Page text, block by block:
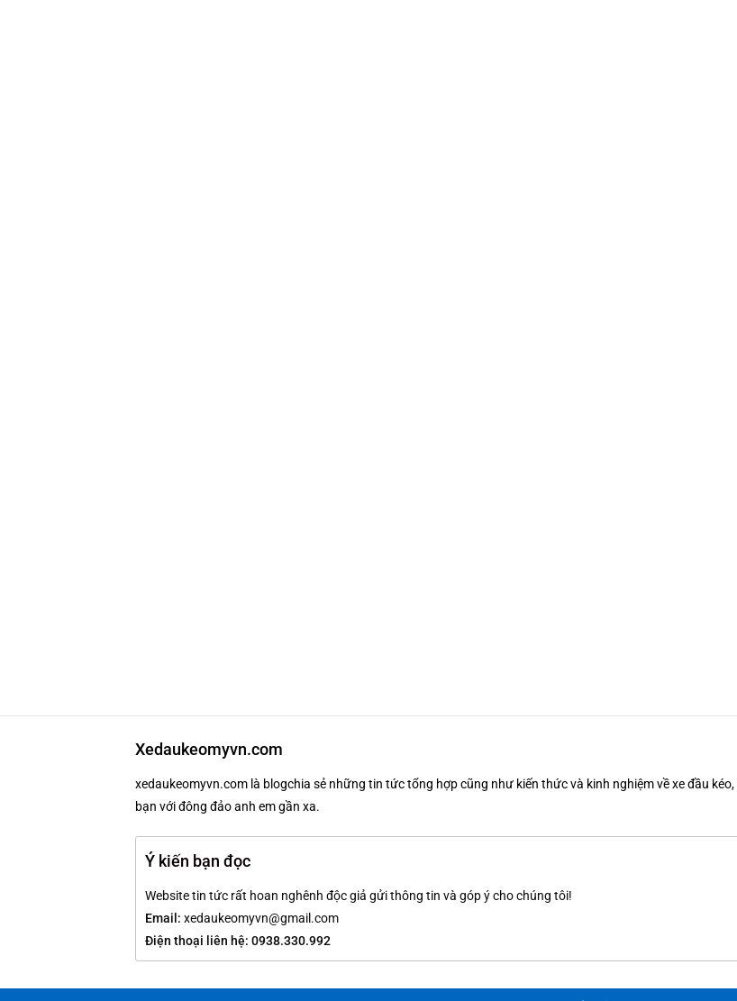
Xedaukeomyvn.com
xedaukeomyvn.com là blogchia sẻ những tin tức tổng hợp cũng như kiến thức và kinh nghiệm về xe đầu
bạn với đông đảo anh em gần xa.
Ý kiến bạn đọc
Website tin tức rất hoan nghênh độc giả gửi thông tin và góp ý cho chúng tôi!
Email: xedaukeomyvn@gmail.com
Điện thoại liên hệ: 0938.330.992